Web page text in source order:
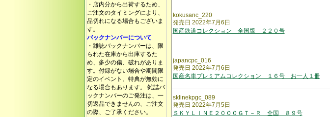
・店内分から出荷するため、
ご注文のタイミングにより、
品切れになる場合もございま
す。
バックナンバーについて
・雑誌バックナンバーは、限
られた在庫から出庫するた
め、多少の傷、破れがありま
す。付録がない場合や期間限
定のイベント、特典が無効に
なる場合もあります。 雑誌バ
ックナンバーのご発注は、一
切返品できませんの、ご注文
の際、ご了承ください。
kokusanc_220
発売日 2022年7月6日
国産鉄道コレクション 全国版 ２２０号
japancpc_016
発売日 2022年7月6日
国産名車プレミアムコレクション １６号 お一人１冊
sklinekpgc_089
発売日 2022年7月5日
ＳＫＹＬＩＮＥ２０００ＧＴ－Ｒ 全国 ８９号